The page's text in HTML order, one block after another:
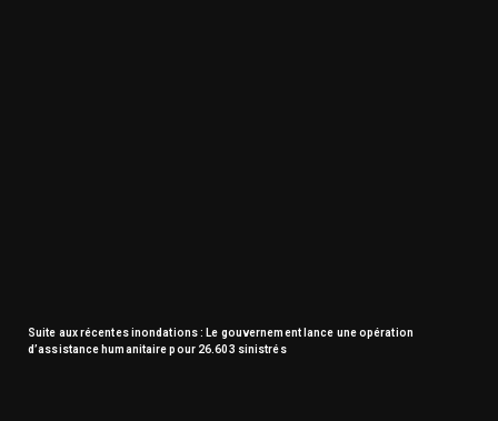
Suite aux récentes inondations : Le gouvernement lance une opération
d’assistance humanitaire pour 26.603 sinistrés